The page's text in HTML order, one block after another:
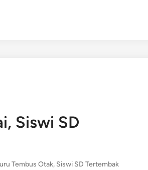
Siswi SD
Tembus Otak, Siswi SD Tertembak